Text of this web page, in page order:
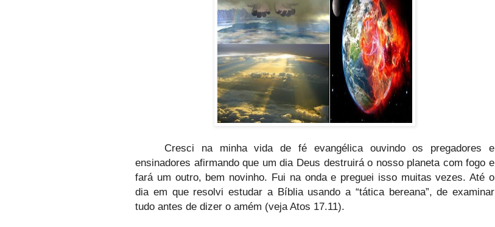
Cresci na minha vida de fé evangélica ouvindo os pregadores e
ensinadores afirmando que um dia Deus destruirá o nosso planeta com fogo e
fará um outro, bem novinho. Fui na onda e preguei isso muitas vezes. Até o
dia em que resolvi estudar a Bíblia usando a “tática bereana”, de examinar
tudo antes de dizer o amém (veja Atos 17.11).